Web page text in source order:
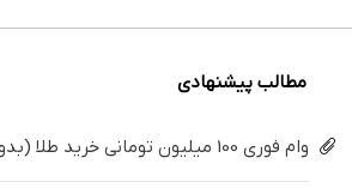
شد!
مطالب پیشنهادی
وام فوری 100 میلیون تومانی خرید طلا (بدون ضامن)